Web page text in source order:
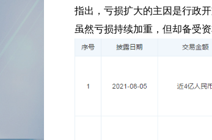
指出，亏损扩大的主因是行政开
虽然亏损持续加重，但却备受